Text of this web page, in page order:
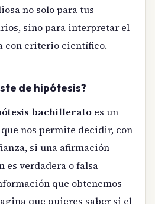
no solo para tus
sino para interpretar el
con criterio científico.
de hipótesis?
bachillerato es un
nos permite decidir, con
si una afirmación
es verdadera o falsa
que obtenemos
que quieres saber si el